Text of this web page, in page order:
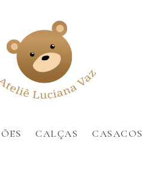
CALÇAS CASACOS